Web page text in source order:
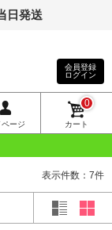
日発送
会員登録
ログイン
ージ カート
0
表示件数：7件